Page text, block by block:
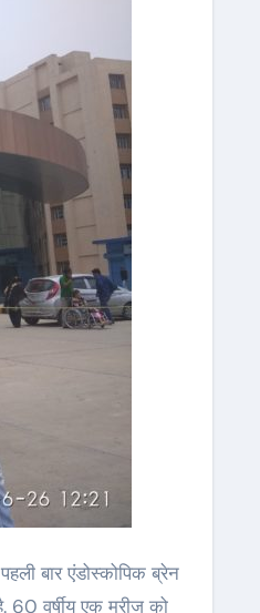
बार एंडोस्कोपिक ब्रेन
60 वर्षीय एक मरीज को